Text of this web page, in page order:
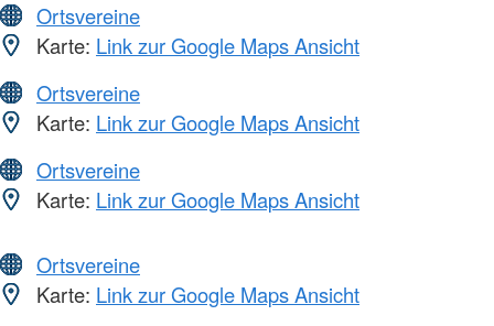
Ortsvereine
Karte: Link zur Google Maps Ansicht
Ortsvereine
Karte: Link zur Google Maps Ansicht
Ortsvereine
Karte: Link zur Google Maps Ansicht
Ortsvereine
Karte: Link zur Google Maps Ansicht